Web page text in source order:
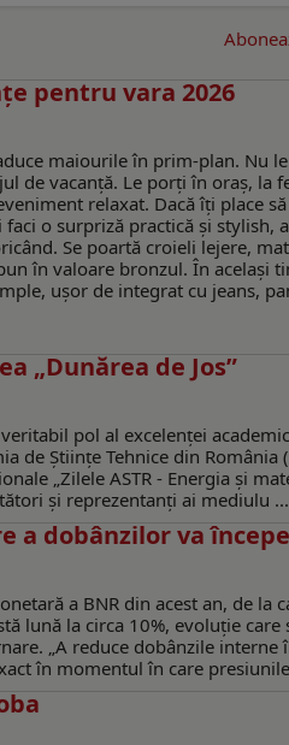
pentru vara 2026
maiourile în prim-plan. Nu
de vacanță. Le porți în oraș, la
relaxat. Dacă îți place
faci o surpriză practică și stylish,
Se poartă croieli lejere,
în valoare bronzul. În același
ușor de integrat cu jeans,
„Dunărea de Jos”
pol al excelenței
de Științe Tehnice din România
„Zilele ASTR - Energia și
și reprezentanți ai mediulu ...
a dobânzilor va
a BNR din acest an, de la
lună la circa 10%, evoluție care
„A reduce dobânzile interne
în momentul în care